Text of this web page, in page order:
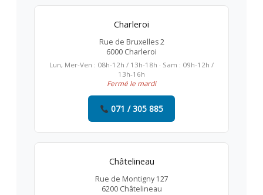
Charleroi
Rue de Bruxelles 2
6000 Charleroi
Lun, Mer-Ven : 08h-12h / 13h-18h · Sam : 09h-12h /
13h-16h
Fermé le mardi
071 / 305 885
Châtelineau
Rue de Montigny 127
6200 Châtelineau